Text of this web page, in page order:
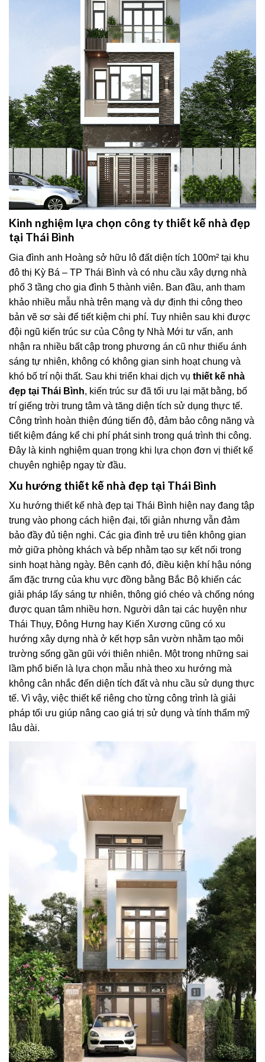
Kinh nghiệm lựa chọn công ty thiết kế nhà đẹp
tại Thái Bình
Gia đình anh Hoàng sở hữu lô đất diện tích 100m² tại khu
đô thị Kỳ Bá – TP Thái Bình và có nhu cầu xây dựng nhà
phố 3 tầng cho gia đình 5 thành viên. Ban đầu, anh tham
khảo nhiều mẫu nhà trên mạng và dự định thi công theo
bản vẽ sơ sài để tiết kiệm chi phí. Tuy nhiên sau khi được
đội ngũ kiến trúc sư của Công ty Nhà Mới tư vấn, anh
nhận ra nhiều bất cập trong phương án cũ như thiếu ánh
sáng tự nhiên, không có không gian sinh hoạt chung và
khó bố trí nội thất. Sau khi triển khai dịch vụ thiết kế nhà
đẹp tại Thái Bình, kiến trúc sư đã tối ưu lại mặt bằng, bố
trí giếng trời trung tâm và tăng diện tích sử dụng thực tế.
Công trình hoàn thiện đúng tiến độ, đảm bảo công năng và
tiết kiệm đáng kể chi phí phát sinh trong quá trình thi công.
Đây là kinh nghiệm quan trọng khi lựa chọn đơn vị thiết kế
chuyên nghiệp ngay từ đầu.
Xu hướng thiết kế nhà đẹp tại Thái Bình
Xu hướng thiết kế nhà đẹp tại Thái Bình hiện nay đang tập
trung vào phong cách hiện đại, tối giản nhưng vẫn đảm
bảo đầy đủ tiện nghi. Các gia đình trẻ ưu tiên không gian
mở giữa phòng khách và bếp nhằm tạo sự kết nối trong
sinh hoạt hàng ngày. Bên cạnh đó, điều kiện khí hậu nóng
ẩm đặc trưng của khu vực đồng bằng Bắc Bộ khiến các
giải pháp lấy sáng tự nhiên, thông gió chéo và chống nóng
được quan tâm nhiều hơn. Người dân tại các huyện như
Thái Thụy, Đông Hưng hay Kiến Xương cũng có xu
hướng xây dựng nhà ở kết hợp sân vườn nhằm tạo môi
trường sống gần gũi với thiên nhiên. Một trong những sai
lầm phổ biến là lựa chọn mẫu nhà theo xu hướng mà
không cân nhắc đến diện tích đất và nhu cầu sử dụng thực
tế. Vì vậy, việc thiết kế riêng cho từng công trình là giải
pháp tối ưu giúp nâng cao giá trị sử dụng và tính thẩm mỹ
lâu dài.